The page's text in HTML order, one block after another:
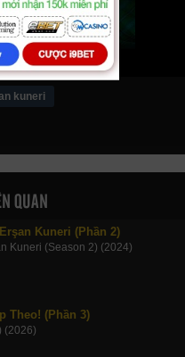
kuneri
QUAN
Kuneri (Phần 2)
Kuneri (Season 2) (2024)
Theo! (Phần 3)
(2026)